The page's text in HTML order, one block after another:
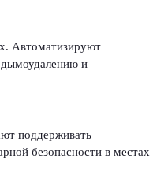
Автоматизируют
дымоудалению и
поддерживать
безопасности в местах